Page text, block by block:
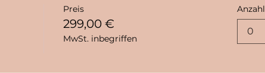
Preis
299,00 €
MwSt. inbegriffen
Anzahl
0